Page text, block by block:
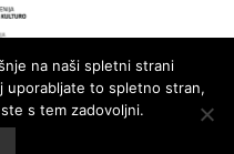
na naši spletni strani
uporabljate to spletno stran,
s tem zadovoljni.